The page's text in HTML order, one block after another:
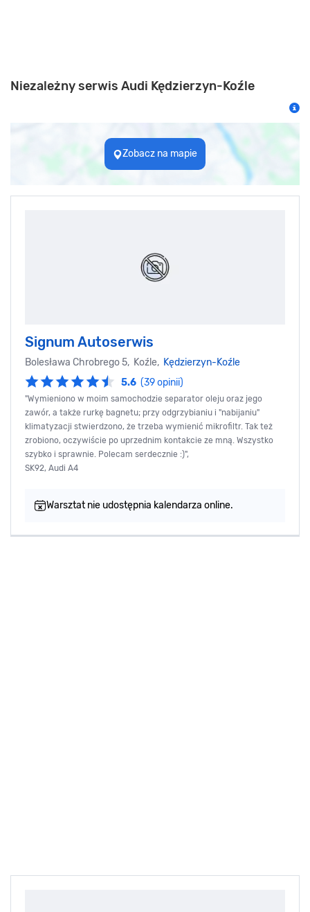
Niezależny serwis Audi Kędzierzyn-Koźle
Zobacz na mapie
Signum Autoserwis
Bolesława Chrobrego 5, Koźle, Kędzierzyn-Koźle
5.6 (39 opinii)
"Wymieniono w moim samochodzie separator oleju oraz jego
zawór, a także rurkę bagnetu; przy odgrzybianiu i "nabijaniu"
klimatyzacji stwierdzono, że trzeba wymienić mikrofiltr. Tak też
zrobiono, oczywiście po uprzednim kontakcie ze mną. Wszystko
szybko i sprawnie. Polecam serdecznie :)",
SK92, Audi A4
Warsztat nie udostępnia kalendarza online.